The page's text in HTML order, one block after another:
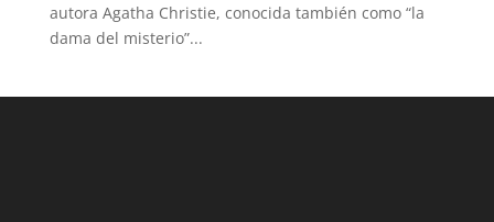
autora Agatha Christie, conocida también como “la
dama del misterio”...